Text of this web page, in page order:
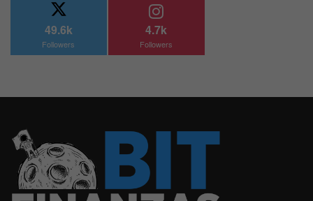
49.6k
Followers
4.7k
Followers